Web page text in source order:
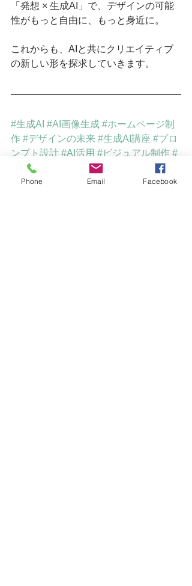
「発想 × 生成AI」で、デザインの可能
性がもっと自由に、もっと身近に。
これからも、AIと共にクリエイティブ
の新しい形を探求していきます。
#生成AI #AI画像生成 #ホームページ制
作 #デザインの未来 #生成AI講座 #プロ
ンプト設計 #AI活用 #ビジュアル制作 #
クリエイティブAI
#AISCA_PROJECT
Phone Email Facebook